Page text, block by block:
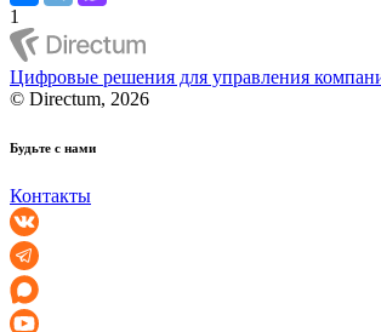
1
Цифровые решения для управления
© Directum, 2026
Будьте с нами
Контакты